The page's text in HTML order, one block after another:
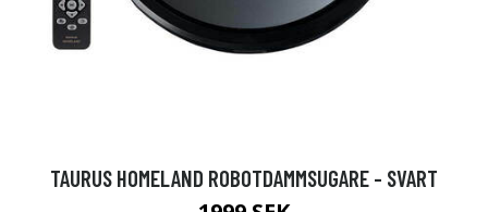
TAURUS HOMELAND ROBOTDAMMSUGARE - SVART